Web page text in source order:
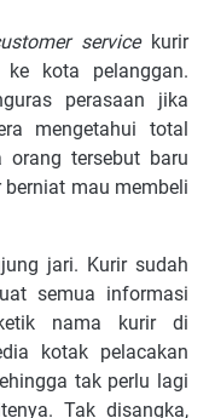
servicekurir
kota pelanggan.
perasaan jika
mengetahui total
orang tersebut baru
berniat mau membeli
jari. Kurir sudah
semua informasi
nama kurir di
kotak pelacakan
tak perlu lagi
Tak disangka,